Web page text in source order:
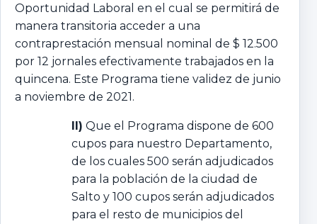
Oportunidad Laboral en el cual se permitirá de
manera transitoria acceder a una
contraprestación mensual nominal de $ 12.500
por 12 jornales efectivamente trabajados en la
quincena. Este Programa tiene validez de junio
a noviembre de 2021.
II) Que el Programa dispone de 600
cupos para nuestro Departamento,
de los cuales 500 serán adjudicados
para la población de la ciudad de
Salto y 100 cupos serán adjudicados
para el resto de municipios del